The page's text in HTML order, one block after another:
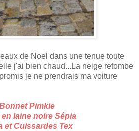
de Noel dans une tenue toute
j'ai bien chaud...La neige retombe
je ne prendrais ma voiture
Bonnet Pimkie
en laine noire Sépia
et Cuissardes Tex